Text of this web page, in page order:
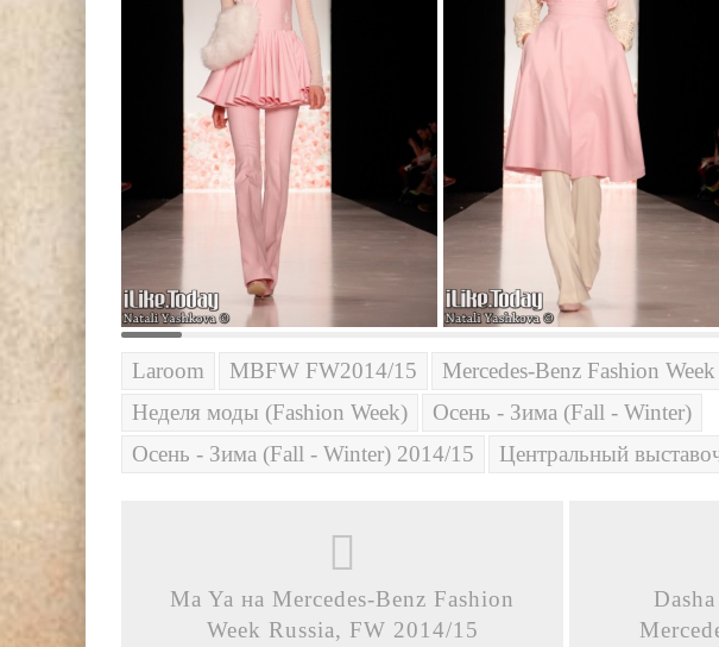
Laroom MBFW FW2014/15
Mercedes-Benz Fashion
Неделя моды (Fashion Week)
Осень - Зима (Fall - Winter)
Осень - Зима (Fall - Winter) 2014/15
Центральный
Ma Ya на Mercedes-Benz Fashion
Week Russia, FW 2014/15